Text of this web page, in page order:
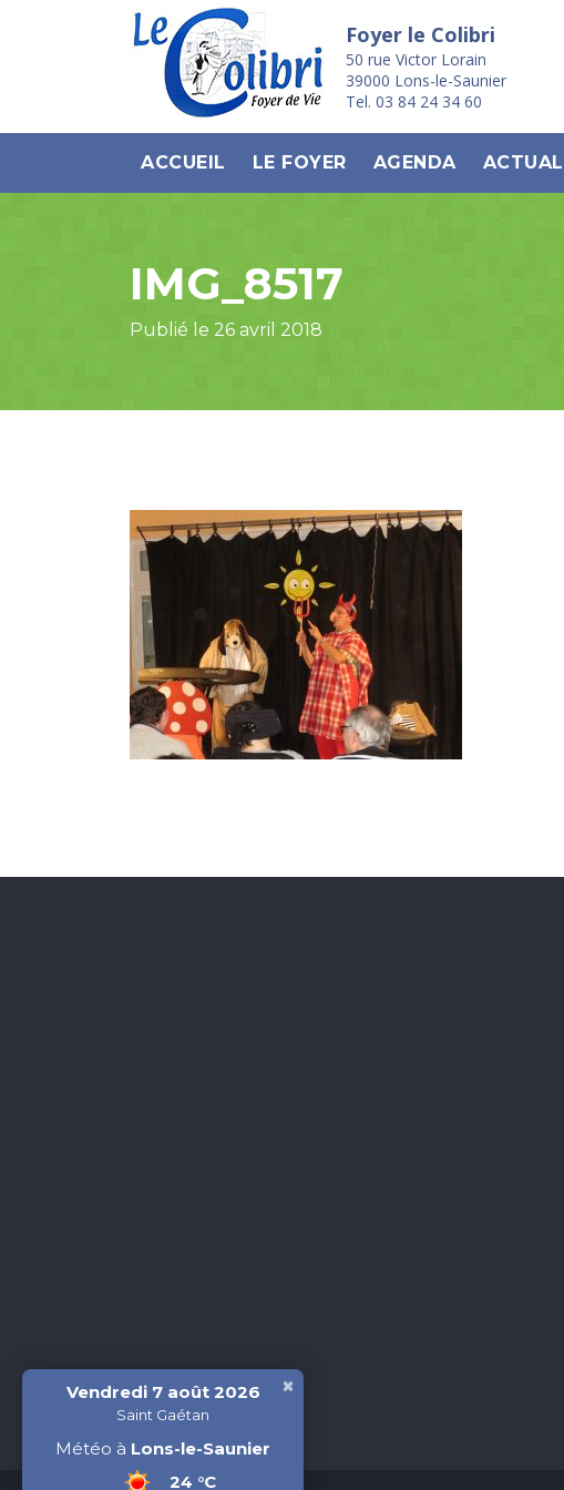
Foyer le Colibri
50 rue Victor Lorain
39000 Lons-le-Saunier
Tel. 03 84 24 34 60
ACCUEIL LE FOYER AGENDA
IMG_8517
Publié le 26 avril 2018
Vendredi 7 août 2026
Saint Gaétan
Météo à Lons-le-Saunier
24 °C
×